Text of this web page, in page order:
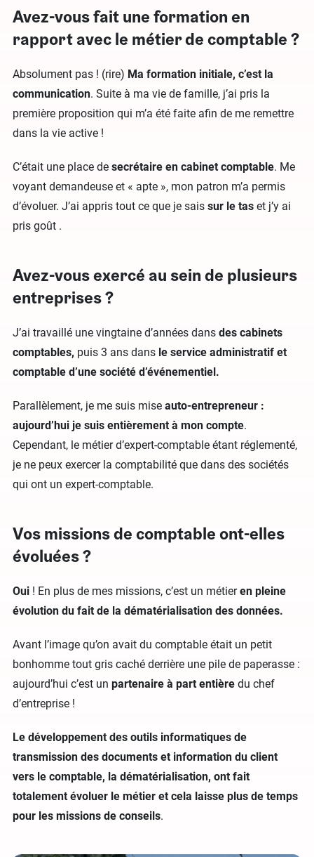
Avez-vous fait une formation en
rapport avec le métier de comptable ?
Absolument pas ! (rire) Ma formation initiale, c’est la
communication. Suite à ma vie de famille, j’ai pris la
première proposition qui m’a été faite afin de me remettre
dans la vie active !
C’était une place de secrétaire en cabinet comptable. Me
voyant demandeuse et « apte », mon patron m’a permis
d’évoluer. J’ai appris tout ce que je sais sur le tas et j’y ai
pris goût .
Avez-vous exercé au sein de plusieurs
entreprises ?
J’ai travaillé une vingtaine d’années dans des cabinets
comptables, puis 3 ans dans le service administratif et
comptable d’une société d’événementiel.
Parallèlement, je me suis mise auto-entrepreneur :
aujourd’hui je suis entièrement à mon compte.
Cependant, le métier d’expert-comptable étant réglementé,
je ne peux exercer la comptabilité que dans des sociétés
qui ont un expert-comptable.
Vos missions de comptable ont-elles
évoluées ?
Oui ! En plus de mes missions, c’est un métieren pleine
évolution du fait de la dématérialisation des données.
Avant l’image qu’on avait du comptable était un petit
bonhomme tout gris caché derrière une pile de paperasse :
aujourd’hui c’est un partenaire à part entière du chef
d’entreprise !
Le développement des outils informatiques de
transmission des documents et information du client
vers le comptable, la dématérialisation, ont fait
totalement évoluer le métier et cela laisse plus de temps
pour les missions de conseils.